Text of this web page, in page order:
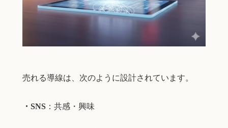
売れる導線は、次のように設計されています。
・SNS ：共感・興味